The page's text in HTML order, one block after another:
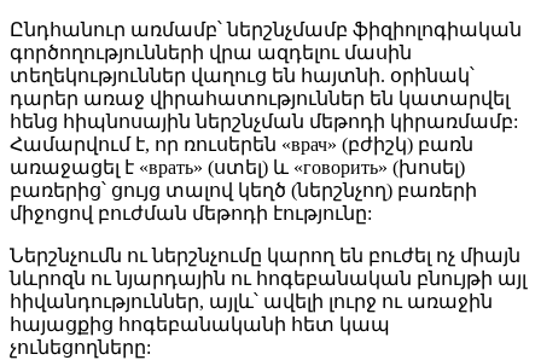
Ընդհանուր առմամբ՝ ներշնչմամբ ֆիզիոլոգիական
գործողությունների վրա ազդելու մասին
տեղեկություններ վաղուց են հայտնի. օրինակ՝
դարեր առաջ վիրահատություններ են կատարվել
հենց հիպնոսային ներշնչման մեթոդի կիրառմամբ:
Համարվում է, որ ռուսերեն «врач» (բժիշկ) բառն
առաջացել է «врать» (ստել) և «говорить» (խոսել)
բառերից՝ ցույց տալով կեղծ (ներշնչող) բառերի
միջոցով բուժման մեթոդի էությունը:
Ներշնչումն ու ներշնչումը կարող են բուժել ոչ միայն
նևրոզն ու նյարդային ու հոգեբանական բնույթի այլ
հիվանդություններ, այլև՝ ավելի լուրջ ու առաջին
հայացքից հոգեբանականի հետ կապ
չունեցողները: